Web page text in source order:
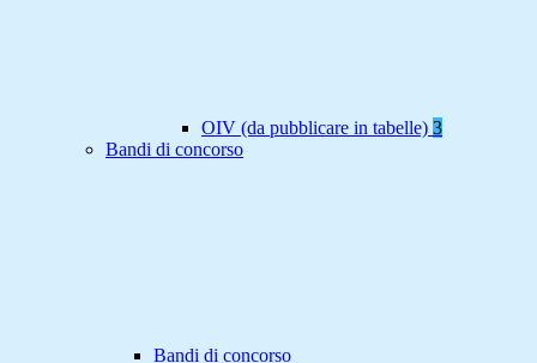
OIV (da pubblicare in tabelle) 3
Bandi di concorso
Bandi di concorso